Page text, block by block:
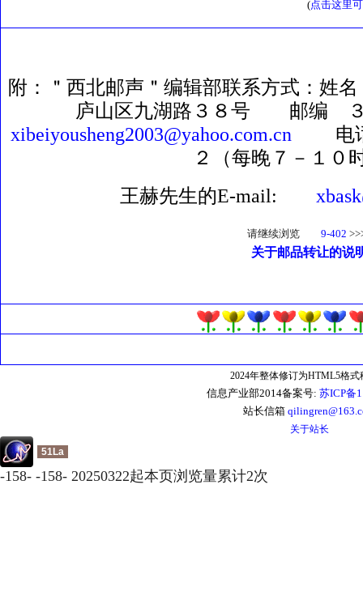
(点击这里
附：＂西北邮声＂编辑部联系方式：姓
庐山区九湖路３８号 邮编
xibeiyousheng2003@yahoo.com.cn 电话
２（每晚７－１０
王赫先生的E-mail:
请继续浏览 9-402
关于邮品转让的说
2024年整体修订为HTML5格式
信息产业部2014备案号: 苏ICP备
站长信箱
关于站长
51La
-158- -158- 20250322起本页浏览量累计2次